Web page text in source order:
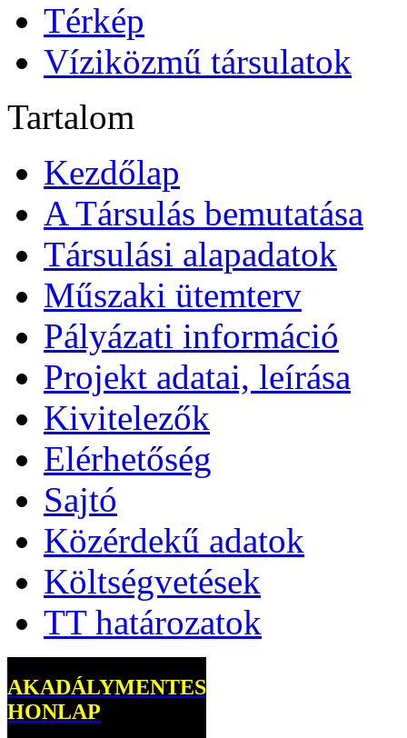
Térkép
Víziközmű társulatok
Tartalom
Kezdőlap
A Társulás bemutatása
Társulási alapadatok
Műszaki ütemterv
Pályázati információ
Projekt adatai, leírása
Kivitelezők
Elérhetőség
Sajtó
Közérdekű adatok
Költségvetések
TT határozatok
AKADÁLYMENTES
HONLAP